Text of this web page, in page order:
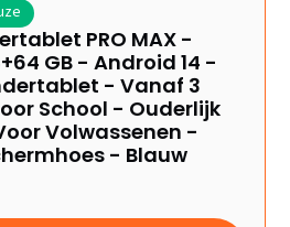
PRO MAX -
GB - Android 14 -
- Vanaf 3
School - Ouderlijk
Volwassenen -
- Blauw